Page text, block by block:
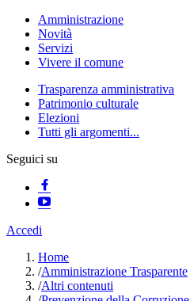
Amministrazione
Novità
Servizi
Vivere il comune
Trasparenza amministrativa
Patrimonio culturale
Elezioni
Tutti gli argomenti...
Seguici su
Accedi
Home
/Amministrazione Trasparente
/Altri contenuti